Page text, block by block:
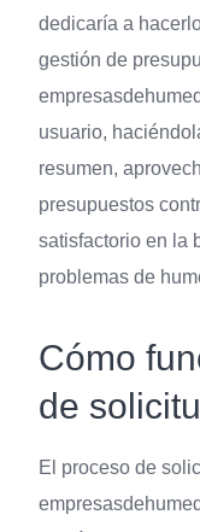
dedicaría a
gestión de
usuario,
resumen,
presupuestos
satisfactorio en la
problemas de
Cómo
de
El proceso de